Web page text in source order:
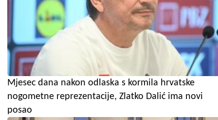
Mjesec dana nakon odlaska s kormila hrvatske
nogometne reprezentacije, Zlatko Dalić ima novi
posao